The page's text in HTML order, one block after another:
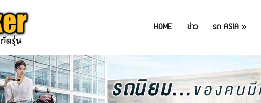
HOME ข่าว รถ ASIA »